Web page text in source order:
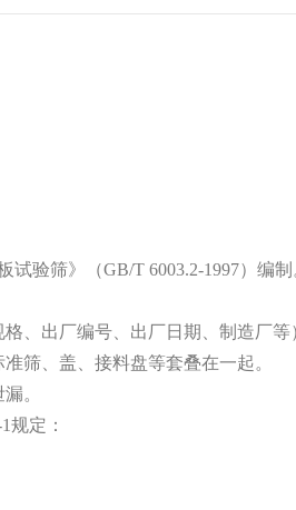
验筛》（GB/T 6003.2-1997）编制
、出厂编号、出厂日期、制造厂等
筛、盖、接料盘等套叠在一起。
。
规定：